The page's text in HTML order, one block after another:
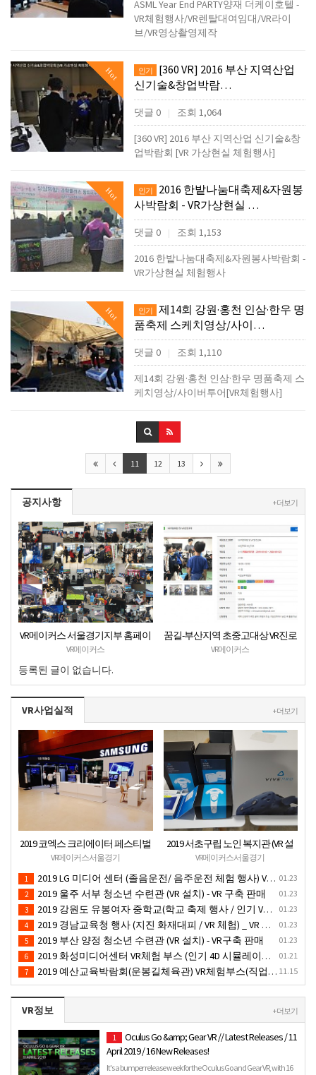
ASML Year End PARTY양재 더케이호텔 -
VR체험행사/VR렌탈대여임대/VR라이
브/VR영상촬영제작
Hot 인기
[360 VR] 2016 부산 지역산업
신기술&창업박람…
댓글 0 조회 1,064
[360 VR] 2016 부산 지역산업 신기술&창
업박람회 [VR 가상현실 체험행사]
Hot 인기
2016 한밭나눔대축제&자원봉
사박람회 - VR가상현실 …
댓글 0 조회 1,153
2016 한밭나눔대축제&자원봉사박람회 -
VR가상현실 체험행사
Hot 인기
제14회 강원·홍천 인삼·한우 명
품축제 스케치영상/사이…
댓글 0 조회 1,110
제14회 강원·홍천 인삼·한우 명품축제 스
케치영상/사이버투어[VR체험행사]
11 12 13
공지사항 + 더보기
VR메이커스 서울경기지부 홈페이
지 오픈
VR메이커스
꿈길-부산지역 초중고대상 VR진로
직업체험 + VR안전교육 프로그램
VR메이커스
등록된 글이 없습니다.
VR사업실적 + 더보기
2019 코엑스 크리에이터 페스티벌
VR체험 부스 (인기 VR 체험) - VR렌
탈대여 행사
VR메이커스서울경기
2019 서초구립 노인 복지관 (VR 설
치) - VR 구축 판매
VR메이커스서울경기
01.23
1 2019 LG 미디어 센터 (졸음운전/ 음주운전 체험 행사) VR 체험 - VR 렌탈대여 행사
01.23
2 2019 울주 서부 청소년 수련관 (VR 설치) - VR 구축 판매
01.23
3 2019 강원도 유봉여자 중학교(학교 축제 행사 / 인기 VR 컨텐츠 ) - VR렌탈대여 행사
01.23
4 2019 경남교육청 행사 (지진 화재대피 / VR 체험) _ VR 렌탈대여행사
01.23
5 2019 부산 양정 청소년 수련관 (VR 설치) - VR구축 판매
01.21
6 2019 화성미디어센터 VR체험 부스 (인기 4D 시뮬레이터 체험)- VR렌탈
11.15
7 2019 예산교육박람회(운봉길체육관) VR체험부스(직업진로체험 / 인기VR체험)-VR렌탈대여행사
VR정보 + 더보기
1
Oculus Go &amp; Gear VR // Latest Releases / 11
April 2019 / 16 New Releases!
It's a bumper release week for the Oculus Go and Gear VR, with 16